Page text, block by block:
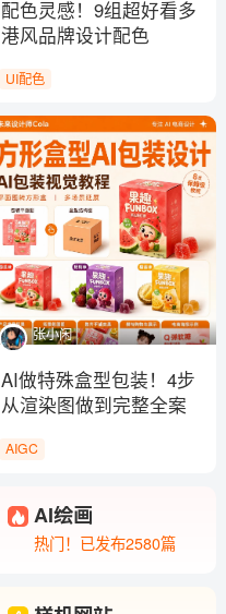
配色灵感！9组超好看多
港风品牌设计配色
UI配色
AI做特殊盒型包装！4步
从渲染图做到完整全案
张小闲
AIGC
AI绘画
热门！已发布2580篇